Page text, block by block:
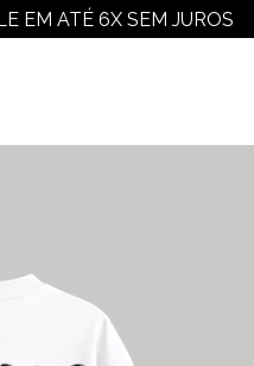
EM ATÉ 6X SEM JUROS
E Casacos
Manga Longa